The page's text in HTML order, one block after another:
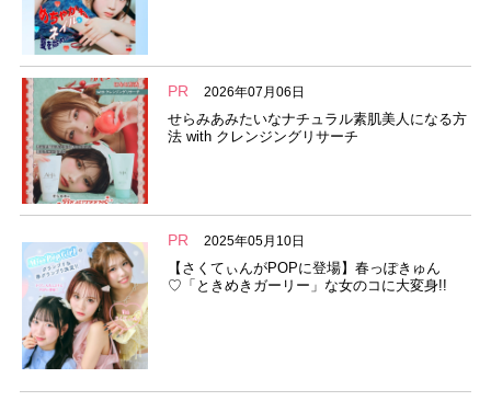
PR 2026年07月06日
せらみあみたいなナチュラル素肌美人になる方
法 with クレンジングリサーチ
PR 2025年05月10日
【さくてぃんがPOPに登場】春っぽきゅん
♡「ときめきガーリー」な女のコに大変身!!